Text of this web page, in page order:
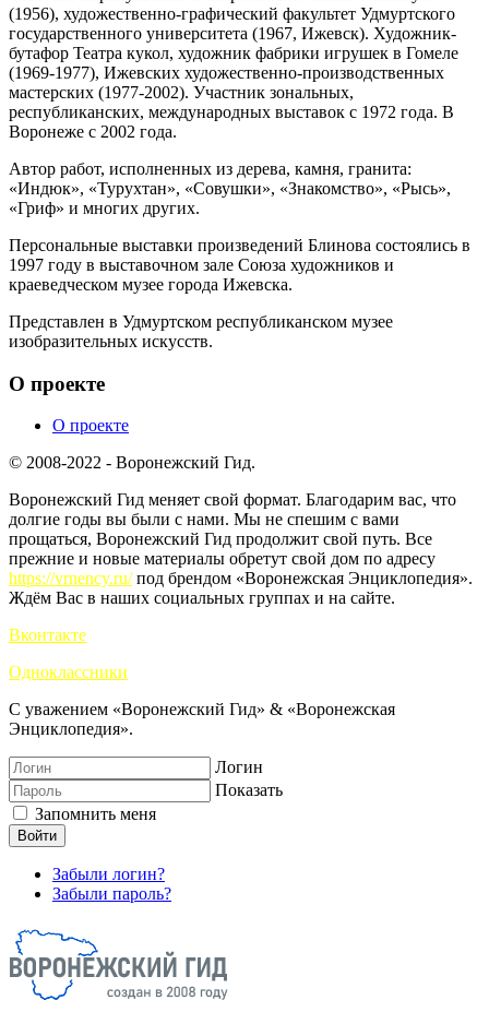
(1956), художественно-графический факультет Удмуртского
государственного университета (1967, Ижевск). Художник-
бутафор Театра кукол, художник фабрики игрушек в Гомеле
(1969-1977), Ижевских художественно-производственных
мастерских (1977-2002). Участник зональных,
республиканских, международных выставок с 1972 года. В
Воронеже с 2002 года.
Автор работ, исполненных из дерева, камня, гранита:
«Индюк», «Турухтан», «Совушки», «Знакомство», «Рысь»,
«Гриф» и многих других.
Персональные выставки произведений Блинова состоялись в
1997 году в выставочном зале Союза художников и
краеведческом музее города Ижевска.
Представлен в Удмуртском республиканском музее
изобразительных искусств.
О проекте
О проекте
© 2008-2022 - Воронежский Гид.
Воронежский Гид меняет свой формат. Благодарим вас, что
долгие годы вы были с нами. Мы не спешим с вами
прощаться, Воронежский Гид продолжит свой путь. Все
прежние и новые материалы обретут свой дом по адресу
https://vrnency.ru/под брендом «Воронежская Энциклопедия».
Ждём Вас в наших социальных группах и на сайте.
Вконтакте
Одноклассники
С уважением «Воронежский Гид» & «Воронежская
Энциклопедия».
Логин
Показать
Запомнить меня
Войти
Забыли логин?
Забыли пароль?